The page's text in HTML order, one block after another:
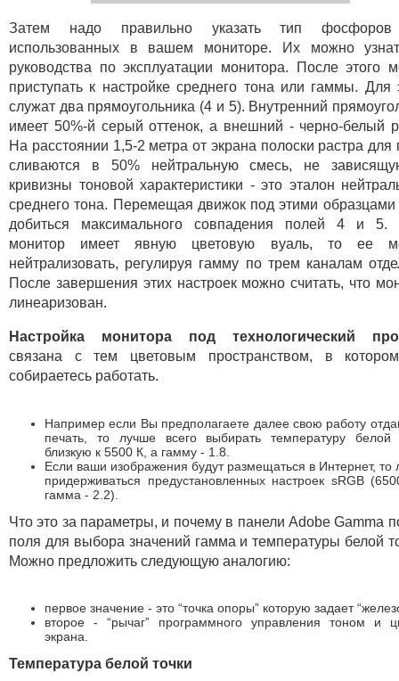
Затем надо правильно указать тип
использованных в вашем мониторе. Их можно
руководства по эксплуатации монитора. После этого
приступать к настройке среднего тона или гаммы. Для
служат два прямоугольника (4 и 5). Внутренний
имеет 50%-й серый оттенок, а внешний - черно-белый
На расстоянии 1,5-2 метра от экрана полоски растра для
сливаются в 50% нейтральную смесь, не
кривизны тоновой характеристики - это эталон
среднего тона. Перемещая движок под этими образцами
добиться максимального совпадения полей 4 и 5.
монитор имеет явную цветовую вуаль, то ее
нейтрализовать, регулируя гамму по трем каналам
После завершения этих настроек можно считать, что
линеаризован.
Настройка монитора под технологический
связана с тем цветовым пространством, в
собираетесь работать.
Например если Вы предполагаете далее свою работу
печать, то лучше всего выбирать температуру белой
близкую к 5500 К, а гамму - 1.8.
Если ваши изображения будут размещаться в Интернет, то
придерживаться предустановленных настроек sRGB
гамма - 2.2).
Что это за параметры, и почему в панели Adobe Gamma
поля для выбора значений гамма и температуры белой
Можно предложить следующую аналогию:
первое значение - это “точка опоры” которую задает
второе - “рычаг” программного управления тоном и
экрана.
Температура белой точки